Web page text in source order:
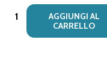
Quantità:
AGGIUNGI AL
CARRELLO